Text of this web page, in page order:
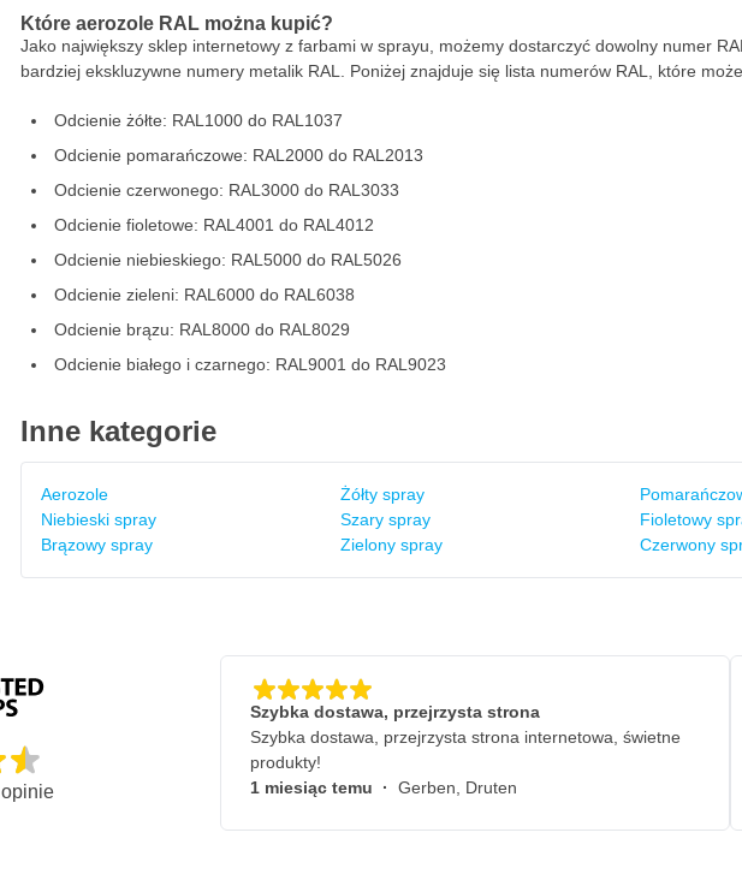
Które aerozole RAL można kupić?
Jako największy sklep internetowy z farbami w sprayu, możemy dostarczyć dowolny numer
bardziej ekskluzywne numery metalik RAL. Poniżej znajduje się lista numerów RAL, które
Odcienie żółte: RAL1000 do RAL1037
Odcienie pomarańczowe: RAL2000 do RAL2013
Odcienie czerwonego: RAL3000 do RAL3033
Odcienie fioletowe: RAL4001 do RAL4012
Odcienie niebieskiego: RAL5000 do RAL5026
Odcienie zieleni: RAL6000 do RAL6038
Odcienie brązu: RAL8000 do RAL8029
Odcienie białego i czarnego: RAL9001 do RAL9023
Inne kategorie
Aerozole
Niebieski spray
Brązowy spray
Żółty spray
Szary spray
Zielony spray
Fioletowy
Czerwony
opinie
Szybka dostawa, przejrzysta strona
Szybka dostawa, przejrzysta strona internetowa, świetne
produkty!
1 miesiąc temu · Gerben, Druten